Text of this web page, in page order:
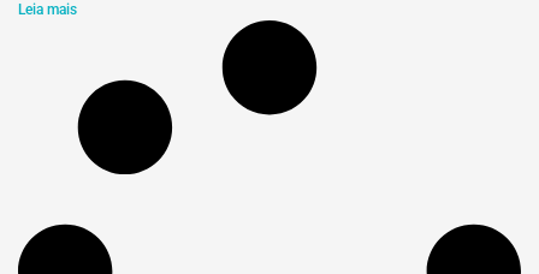
Leia mais